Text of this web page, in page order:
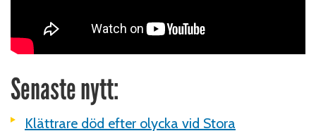
Senaste nytt:
Klättrare död efter olycka vid Stora